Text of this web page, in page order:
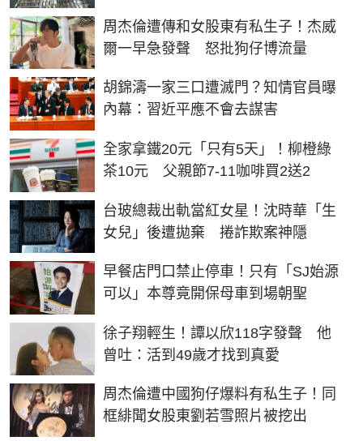
周杰倫遭傳和女股東有私生子！杰威
爾一早急發聲 怒批狗仔博流量
胡錦濤一家三口遭滅門？知情官員曝
內幕：習近平應不會去謀害
全家拿鐵20元「只有5天」！柳橙綠
茶10元 父親節7-11咖啡買2送2
台玻總裁出軌當紅女星！沈時華「生
女兒」後遭拋棄 捲詐欺案神隱
早餐店門口禁止停車！只有「SJ始源
可以」本尊竟開保母車到場朝聖
徐子翔輕生！譚以欣118字發聲 他
曾吐：活到49歲才找到真愛
周杰倫遭中國狗仔爆料有私生子！同
框緋聞女股東劉若雪照片被挖出